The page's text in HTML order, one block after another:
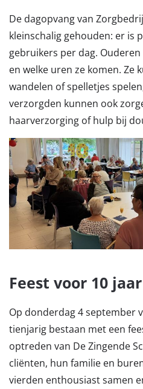
De dagopvang van
kleinschalig gehouden: er is
gebruikers per dag.
en welke uren ze komen. Ze
wandelen of spelletjes
verzorgden kunnen ook
haarverzorging of hulp bij
Feest voor 10
Op donderdag 4 september
tienjarig bestaan met een
optreden van De Zingende
cliënten, hun familie en
vierden enthousiast samen